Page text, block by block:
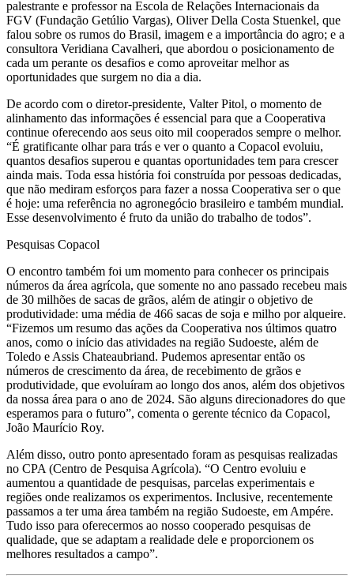
palestrante e professor na Escola de Relações Internacionais da
FGV (Fundação Getúlio Vargas), Oliver Della Costa Stuenkel, que
falou sobre os rumos do Brasil, imagem e a importância do agro; e a
consultora Veridiana Cavalheri, que abordou o posicionamento de
cada um perante os desafios e como aproveitar melhor as
oportunidades que surgem no dia a dia.
De acordo com o diretor-presidente, Valter Pitol, o momento de
alinhamento das informações é essencial para que a Cooperativa
continue oferecendo aos seus oito mil cooperados sempre o melhor.
“É gratificante olhar para trás e ver o quanto a Copacol evoluiu,
quantos desafios superou e quantas oportunidades tem para crescer
ainda mais. Toda essa história foi construída por pessoas dedicadas,
que não mediram esforços para fazer a nossa Cooperativa ser o que
é hoje: uma referência no agronegócio brasileiro e também mundial.
Esse desenvolvimento é fruto da união do trabalho de todos”.
Pesquisas Copacol
O encontro também foi um momento para conhecer os principais
números da área agrícola, que somente no ano passado recebeu mais
de 30 milhões de sacas de grãos, além de atingir o objetivo de
produtividade: uma média de 466 sacas de soja e milho por alqueire.
“Fizemos um resumo das ações da Cooperativa nos últimos quatro
anos, como o início das atividades na região Sudoeste, além de
Toledo e Assis Chateaubriand. Pudemos apresentar então os
números de crescimento da área, de recebimento de grãos e
produtividade, que evoluíram ao longo dos anos, além dos objetivos
da nossa área para o ano de 2024. São alguns direcionadores do que
esperamos para o futuro”, comenta o gerente técnico da Copacol,
João Maurício Roy.
Além disso, outro ponto apresentado foram as pesquisas realizadas
no CPA (Centro de Pesquisa Agrícola). “O Centro evoluiu e
aumentou a quantidade de pesquisas, parcelas experimentais e
regiões onde realizamos os experimentos. Inclusive, recentemente
passamos a ter uma área também na região Sudoeste, em Ampére.
Tudo isso para oferecermos ao nosso cooperado pesquisas de
qualidade, que se adaptam a realidade dele e proporcionem os
melhores resultados a campo”.